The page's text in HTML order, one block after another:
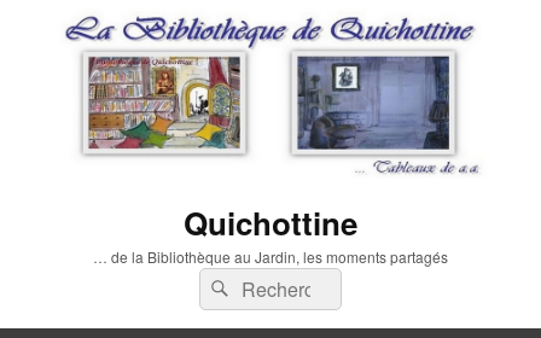
Quichottine
… de la Bibliothèque au Jardin, les moments partagés
Recherche :
Rechercher